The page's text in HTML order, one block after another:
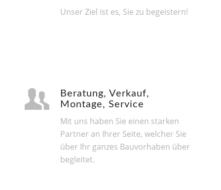
Unser Ziel ist es, Sie zu begeistern!
Beratung, Verkauf,
Montage, Service
Mit uns haben Sie einen starken
Partner an Ihrer Seite, welcher Sie
über Ihr ganzes Bauvorhaben über
begleitet.